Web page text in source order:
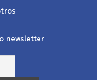
newsletter